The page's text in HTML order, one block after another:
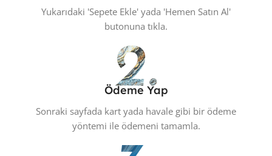
Yukarıdaki 'Sepete Ekle' yada 'Hemen Satın Al'
butonuna tıkla.
Ödeme Yap
Sonraki sayfada kart yada havale gibi bir ödeme
yöntemi ile ödemeni tamamla.